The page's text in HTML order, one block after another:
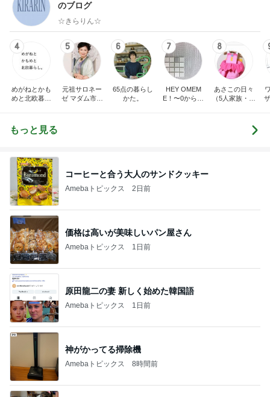
のブログ
☆きらりん☆
4
めがねとかも
めと北欧暮ら
5
元祖サロネー
ゼ マダム市川
6
65点の暮らし
かた。
7
HEY OMEM
E！〜0からの
8
あさこの日々
（5人家族・投
もっと見る
コーヒーと合う大人のサンドクッキー
Amebaトピックス 2日前
価格は高いが美味しいパン屋さん
Amebaトピックス 1日前
原田龍二の妻 新しく始めた韓国語
Amebaトピックス 1日前
神がかってる掃除機
Amebaトピックス 8時間前